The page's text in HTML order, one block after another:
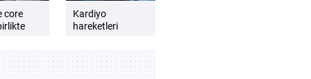
core
dengeli
için
Kardiyo
hareketleri
seviyesini artırır
mı? Daha zinde
hissetmek için